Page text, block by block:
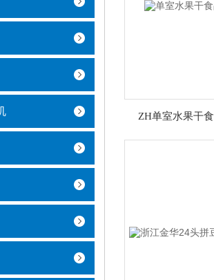
ZH单室水果干